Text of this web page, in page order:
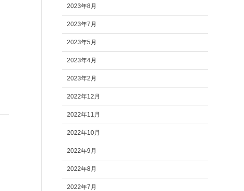
2023年8月
2023年7月
2023年5月
2023年4月
2023年2月
2022年12月
2022年11月
2022年10月
2022年9月
2022年8月
2022年7月